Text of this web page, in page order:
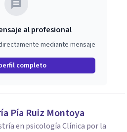
al profesional
mediante mensaje
completo
Pía Ruiz Montoya
en psicología Clínica por la